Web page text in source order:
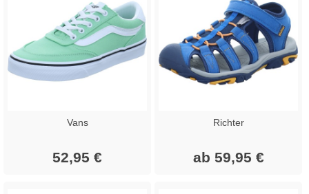
Vans
52,95 €
Richter
ab 59,95 €